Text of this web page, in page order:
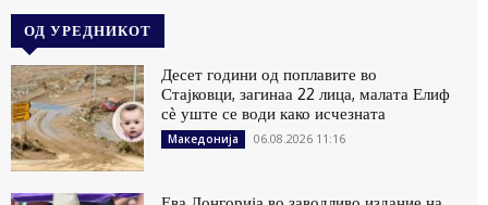
ОД УРЕДНИКОТ
Десет години од поплавите во
Стајковци, загинаа 22 лица, малата Елиф
сѐ уште се води како исчезната
Македонија 06.08.2026 11:16